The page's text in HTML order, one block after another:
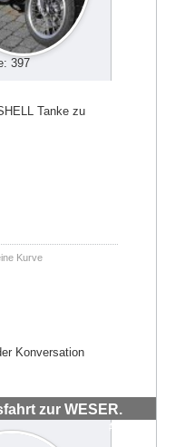
397
Tanke zu
Kurve
Konversation
zur WESER.
#72038